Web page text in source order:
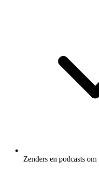
Zenders en podcasts